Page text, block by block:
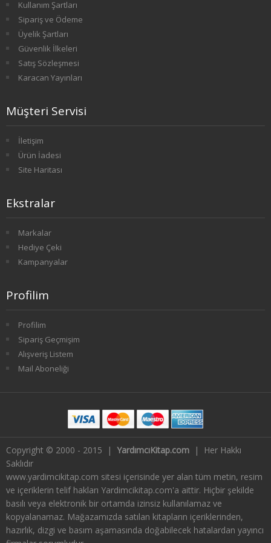
1. SINIF 2. YARIYIL FELSEFE
2. SINIF 3. YARIYIL FELSEFE
2. SINIF 4. YARIYIL FELSEFE
4. SINIF 7. YARIYIL FELSEFE
HAVACILIK İŞLETMECİLİĞİ
1. SINIF 1. YARIYIL HAVACILIK
1. SINIF 2. YARIYIL HAVACILIK
2. SINIF 3. YARIYIL HAVACILIK
3. SINIF 5. YARIYIL HAVACILIK
3. SINIF 6. YARIYIL HAVACILIK
4. SINIF 8. YARIYIL HAVACILIK
HALKLA İLİŞKİLER VE REKLAMCILIK
1. SINIF 1. YARIYIL HALKLA İLİŞKİLER
1. SINIF 2. YARIYIL HALKLA İLİŞKİLER
2. SINIF 3. YARIYIL HALKLA İLİŞKİLER
Kullanım Şartları
Sipariş ve Ödeme
Üyelik Şartları
Güvenlik İlkeleri
Satış Sözleşmesi
Karacan Yayınları
Müşteri Servisi
İletişim
Ürün İadesi
Site Haritası
Ekstralar
Markalar
Hediye Çeki
Kampanyalar
Profilim
Profilim
Sipariş Geçmişim
Alışveriş Listem
Mail Aboneliği
Copyright © 2000 - 2015 | YardımcıKitap.com
| Her Hakkı
Saklıdır
www.yardimcikitap.com sitesi içerisinde yer alan tüm metin, resim
ve içeriklerin telif hakları Yardimcikitap.com'a aittir. Hiçbir şekilde
basılı veya elektronik bir ortamda izinsiz kullanılamaz ve
kopyalanamaz. Mağazamızda satılan kitapların içeriklerinden,
hazırlık, dizgi ve basım aşamasında doğabilecek hatalardan yayıncı